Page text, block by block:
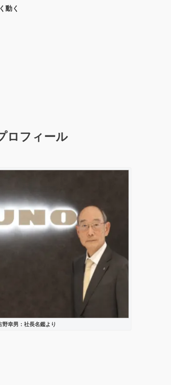
動く
ロフィール
野幸男：社長名鑑より